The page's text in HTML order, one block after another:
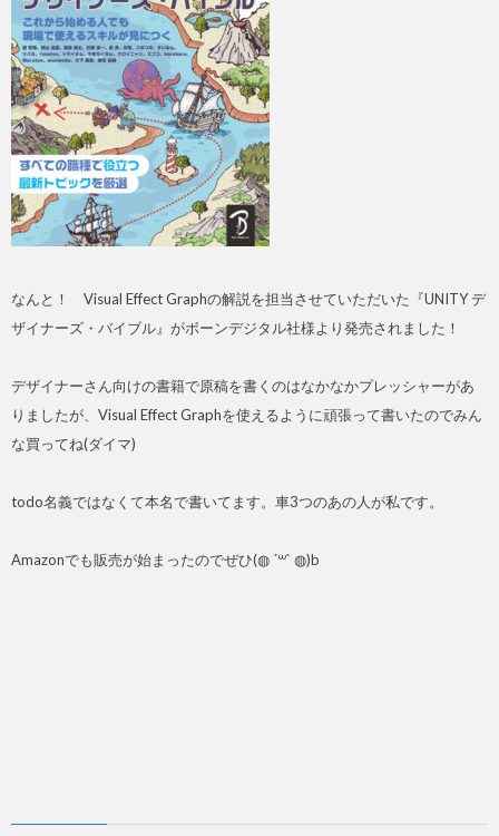
なんと！ Visual Effect Graphの解説を担当させていただいた『UNITY デ
ザイナーズ・バイブル』がボーンデジタル社様より発売されました！
デザイナーさん向けの書籍で原稿を書くのはなかなかプレッシャーがあ
りましたが、Visual Effect Graphを使えるように頑張って書いたのでみん
な買ってね(ダイマ)
todo名義ではなくて本名で書いてます。車3つのあの人が私です。
Amazonでも販売が始まったのでぜひ(◍ ´꒳` ◍)b